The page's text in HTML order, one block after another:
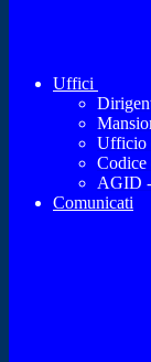
Uffici
Ufficio
Codice
AGID
Comunicati